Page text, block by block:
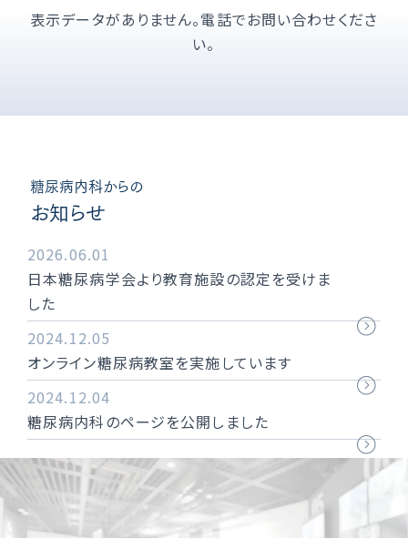
表示データがありません。電話でお問い合わせくださ
い。
糖尿病内科からの
お知らせ
2026.06.01
日本糖尿病学会より教育施設の認定を受けま
した
2024.12.05
オンライン糖尿病教室を実施しています
2024.12.04
糖尿病内科のページを公開しました